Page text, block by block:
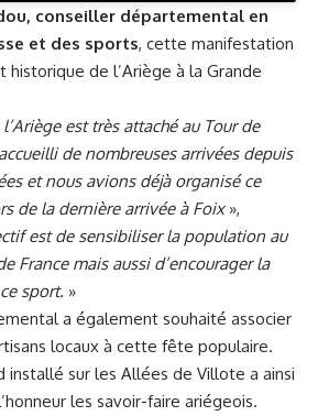
conseiller départemental en
et des sports, cette manifestation
historique de l’Ariège à la Grande
est très attaché au Tour de
de nombreuses arrivées depuis
et nous avions déjà organisé ce
de la dernière arrivée à Foix»,
est de sensibiliser la population au
France mais aussi d’encourager la
sport. »
a également souhaité associer
locaux à cette fête populaire.
installé sur les Allées de Villote a ainsi
les savoir-faire ariégeois.